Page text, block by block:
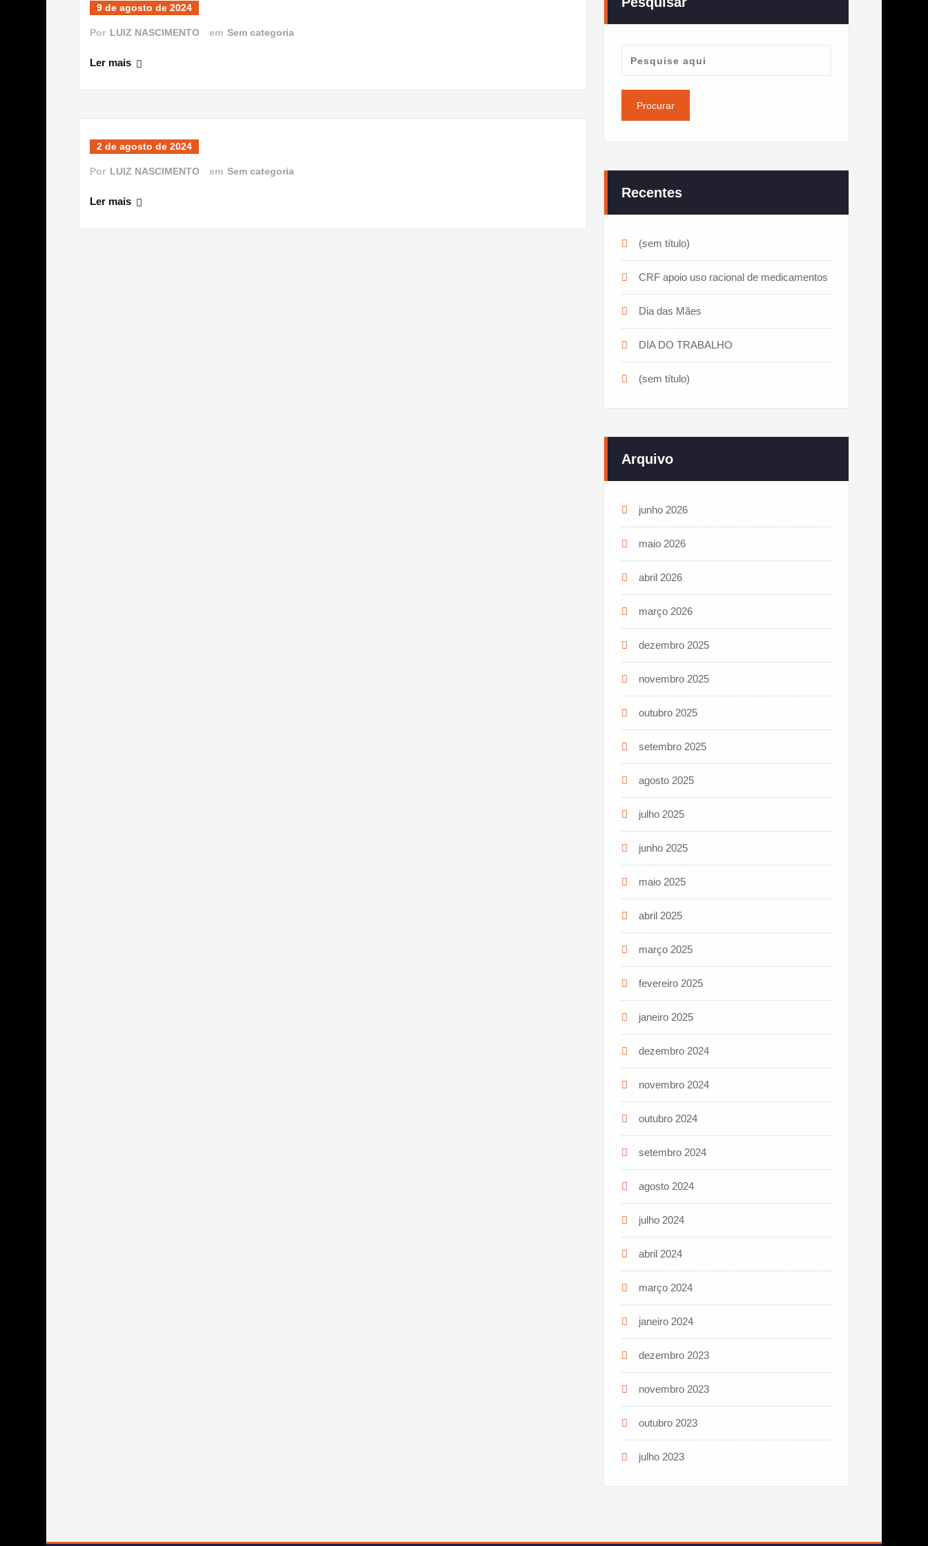
9 de agosto de 2024
Por LUIZ NASCIMENTO em Sem categoria
Ler mais
2 de agosto de 2024
Por LUIZ NASCIMENTO em Sem categoria
Ler mais
Recentes
(sem título)
CRF apoio uso racional de medicamentos
Dia das Mães
DIA DO TRABALHO
(sem título)
Arquivo
junho 2026
maio 2026
abril 2026
março 2026
dezembro 2025
novembro 2025
outubro 2025
setembro 2025
agosto 2025
julho 2025
junho 2025
maio 2025
abril 2025
março 2025
fevereiro 2025
janeiro 2025
dezembro 2024
novembro 2024
outubro 2024
setembro 2024
agosto 2024
julho 2024
abril 2024
março 2024
janeiro 2024
dezembro 2023
novembro 2023
outubro 2023
julho 2023